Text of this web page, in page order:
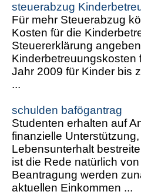
steuerabzug
Für mehr Steuerabzug
Kosten für die
Steuererklärung
Kinderbetreuungskosten
Jahr 2009 für Kinder bis
...
schulden bafögantrag
Studenten erhalten auf
finanzielle
Lebensunterhalt
ist die Rede natürlich
Beantragung werden
aktuellen Einkommen ...